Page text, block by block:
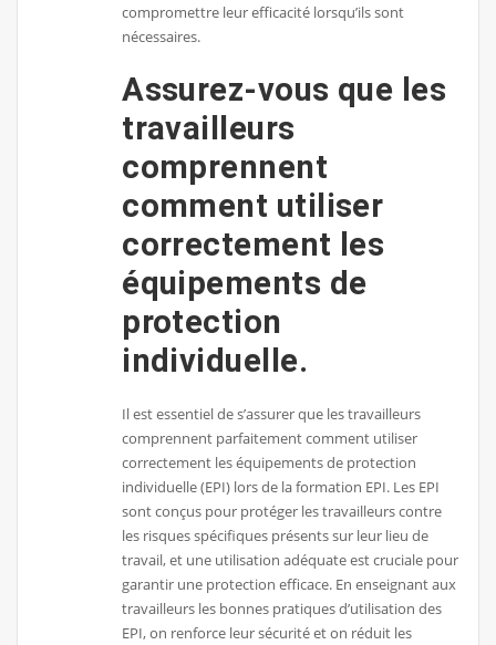
compromettre leur efficacité lorsqu’ils sont
nécessaires.
Assurez-vous que les
travailleurs
comprennent
comment utiliser
correctement les
équipements de
protection
individuelle.
Il est essentiel de s’assurer que les travailleurs
comprennent parfaitement comment utiliser
correctement les équipements de protection
individuelle (EPI) lors de la formation EPI. Les EPI
sont conçus pour protéger les travailleurs contre
les risques spécifiques présents sur leur lieu de
travail, et une utilisation adéquate est cruciale pour
garantir une protection efficace. En enseignant aux
travailleurs les bonnes pratiques d’utilisation des
EPI, on renforce leur sécurité et on réduit les